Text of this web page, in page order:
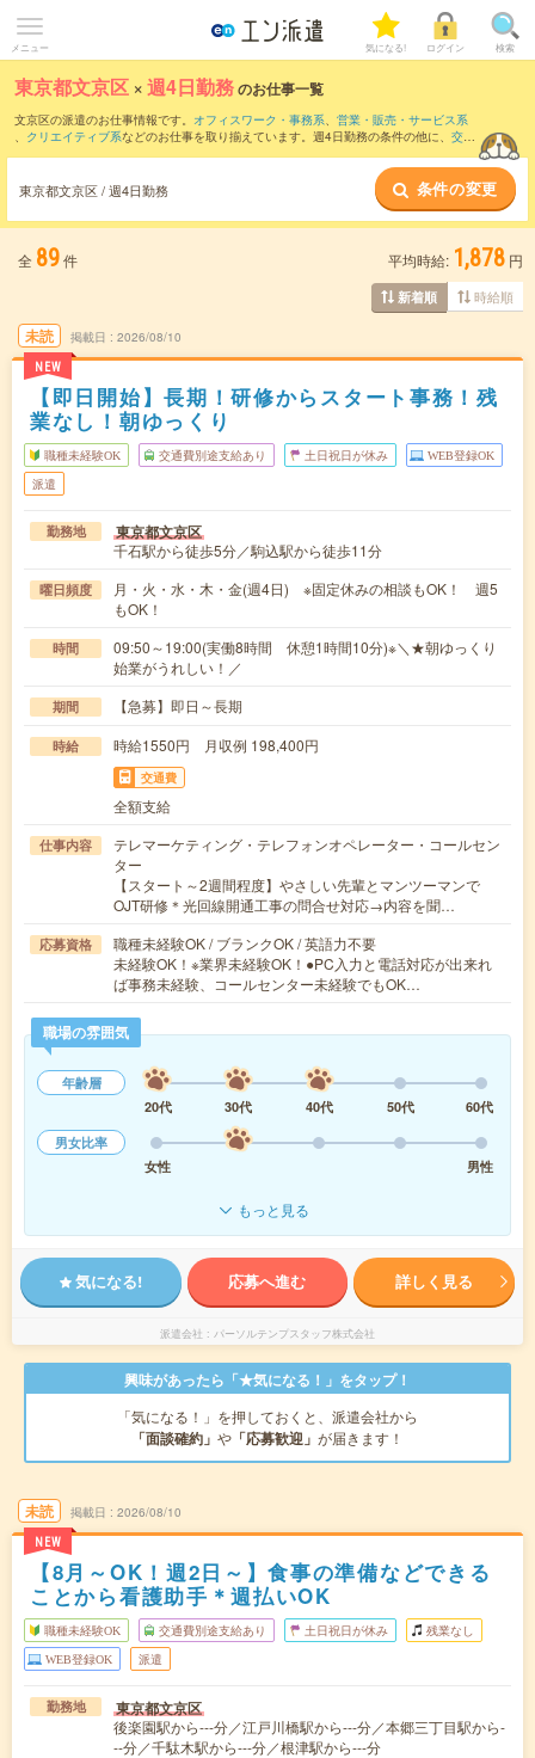
メニュー 気になる! ログイン 検索
東京都文京区 ×週4日勤務のお仕事一覧
文京区の派遣のお仕事情報です。 オフィスワーク・事務系、 営業・販売・サービス系
、 クリエイティブ系などのお仕事を取り揃えています。週4日勤務の条件の他に、 交通
東京都文京区 / 週4日勤務 条件の変更
全 89件 平均時給: 1,878 円
新着順 時給順
未読
NEW
掲載日 2026/08/10
【即日開始】長期！研修からスタート事務！残
業なし！朝ゆっくり
職種未経験OK 交通費別途支給あり 土日祝日が休み WEB登録OK
派遣
勤務地 東京都文京区
千石駅から徒歩5分／駒込駅から徒歩11分
曜日頻度
月・火・水・木・金(週4日) ※固定休みの相談もOK！ 週5
もOK！
時間
09:50～19:00(実働8時間 休憩1時間10分)※＼★朝ゆっくり
始業がうれしい！／
期間 【急募】即日～長期
時給 時給1550円 月収例 198,400円
交通費
全額支給
仕事内容
テレマーケティング・テレフォンオペレーター・コールセン
ター
【スタート～2週間程度】やさしい先輩とマンツーマンで
OJT研修＊光回線開通工事の問合せ対応→内容を聞…
応募資格
職種未経験OK / ブランクOK / 英語力不要
未経験OK！※業界未経験OK！●PC入力と電話対応が出来れ
ば事務未経験、コールセンター未経験でもOK…
職場の雰囲気
年齢層
20代
30代 40代 50代
60代
男女比率
女性
男性
もっと見る
気になる! 応募へ進む 詳しく見る
派遣会社 パーソルテンプスタッフ株式会社
興味があったら「★気になる！」をタップ！
「気になる！」を押しておくと、派遣会社から
「面談確約」 や 「応募歓迎」 が届きます！
未読
NEW
掲載日 2026/08/10
【8月～OK！週2日～】食事の準備などできる
ことから看護助手＊週払いOK
職種未経験OK 交通費別途支給あり 土日祝日が休み 残業なし
WEB登録OK 派遣
勤務地 東京都文京区
後楽園駅から---分／江戸川橋駅から---分／本郷三丁目駅から-
--分／千駄木駅から---分／根津駅から---分